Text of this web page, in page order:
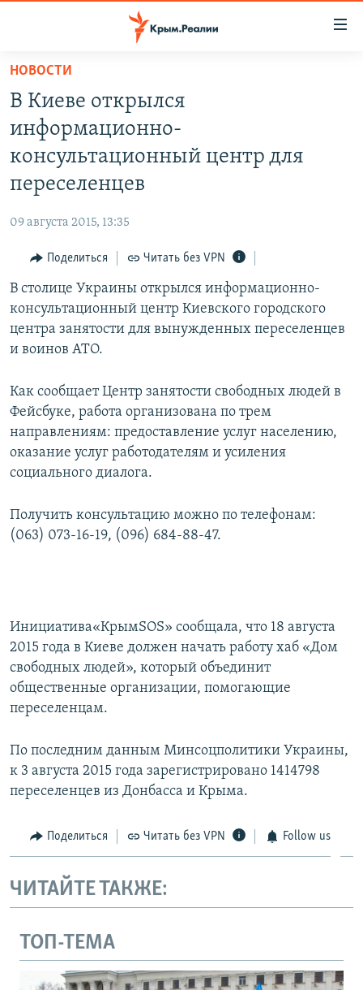
Вернуться
основному
содержанию
Вернутся
главной
Вернутся
поиску
СПЕЦПРОЕКТЫ
ВОДА
ИНТЕРАКТИВ
ИНФОГРАФИКА
ТЕЛЕПРОЕКТ КРЫМ.РЕАЛИИ
СОВЕТЫ ПРАВОЗАЩИТНИКОВ
ПРОПАВШИЕ БЕЗ ВЕСТИ
КРЫМ.НЕПОКОРЕННЫЙ
ELIFBE
УКРАИНСКАЯ ПРОБЛЕМА КРЫМА
РАДІО СВОБОДА
КАК ОБОЙТИ БЛОКИРОВКУ
Українською
Qırımtatar
НОВОСТИ
В Киеве открылся
информационно-
консультационный центр для
переселенцев
09 августа 2015, 13:35
Поделиться Читать без VPN
В столице Украины открылся информационно-
консультационный центр Киевского городского
центра занятости для вынужденных переселенцев
и воинов АТО.
Как сообщает Центр занятости свободных людей в
Фейсбуке, работа организована по трем
направлениям: предоставление услуг населению,
оказание услуг работодателям и усиления
социального диалога.
Получить консультацию можно по телефонам:
(063) 073-16-19, (096) 684-88-47.
Инициатива«КрымSOS» сообщала, что 18 августа
2015 года в Киеве должен начать работу хаб «Дом
свободных людей», который объединит
общественные организации, помогающие
переселенцам.
По последним данным Минсоцполитики Украины,
к 3 августа 2015 года зарегистрировано 1414798
переселенцев из Донбасса и Крыма.
Поделиться Читать без VPN Follow us
ЧИТАЙТЕ ТАКЖЕ:
ТОП-ТЕМА